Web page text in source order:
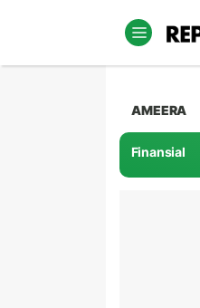
AMEERA
Finansial